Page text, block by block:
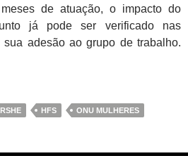
de atuação, o impacto do
já pode ser verificado nas
sua adesão ao grupo de trabalho.
HFS ONU MULHERES